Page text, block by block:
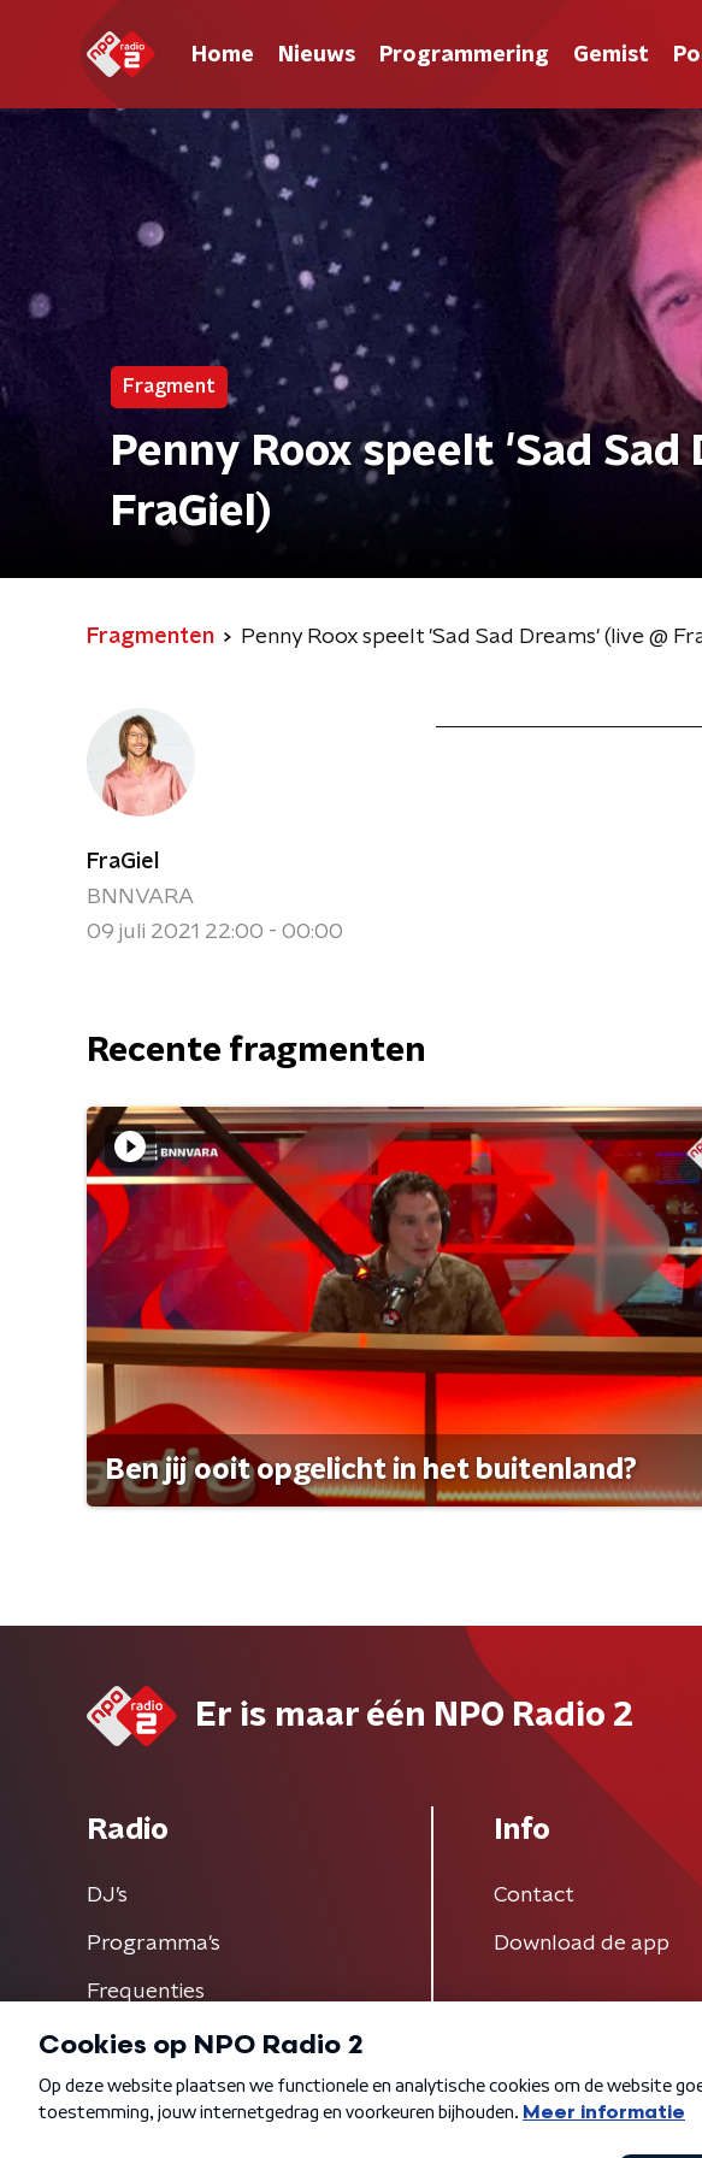
Home Nieuws Programmering Gemist
Fragment
Penny Roox speelt 'Sad Sad
FraGiel)
Fragmenten Penny Roox speelt 'Sad Sad Dreams' (live @
FraGiel
BNNVARA
09 juli 2021 22:00 - 00:00
Recente fragmenten
Ben jij ooit opgelicht in het buitenland?
Er is maar één NPO Radio 2
Radio
DJ’s
Programma's
Frequenties
Info
Contact
Download de app
Algemene voorwaarden Privacybeleid